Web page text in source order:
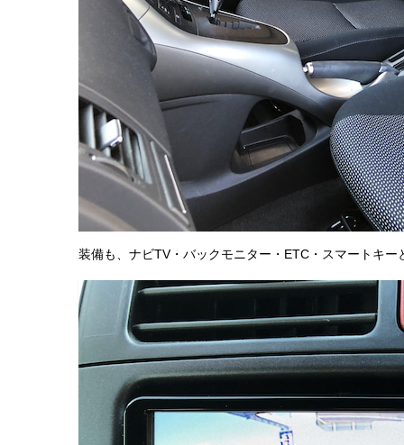
装備も、ナビTV・バックモニター・ETC・スマートキー